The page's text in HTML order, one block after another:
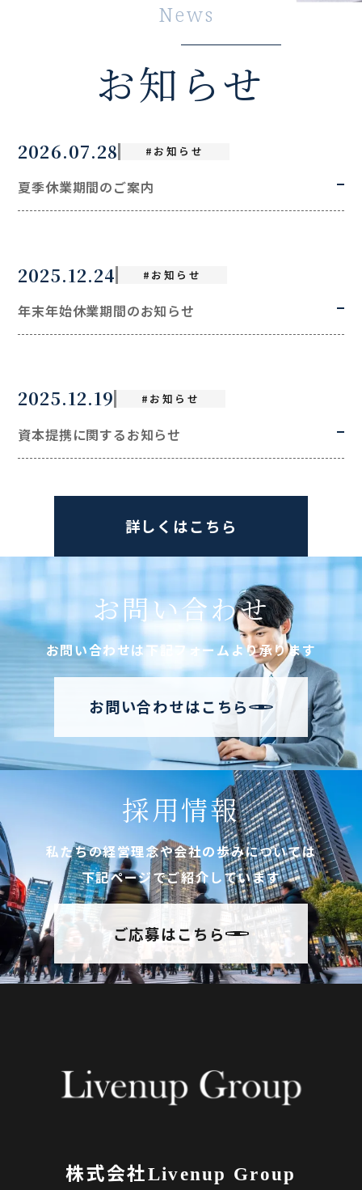
News
お知らせ
2026.07.28 #お知らせ
夏季休業期間のご案内
2025.12.24 #お知らせ
年末年始休業期間のお知らせ
2025.12.19 #お知らせ
資本提携に関するお知らせ
詳しくはこちら
お問い合わせ
お問い合わせは下記フォームより承ります
お問い合わせはこちら
採用情報
私たちの経営理念や会社の歩みについては
下記ページでご紹介しています
ご応募はこちら
株式会社Livenup Group